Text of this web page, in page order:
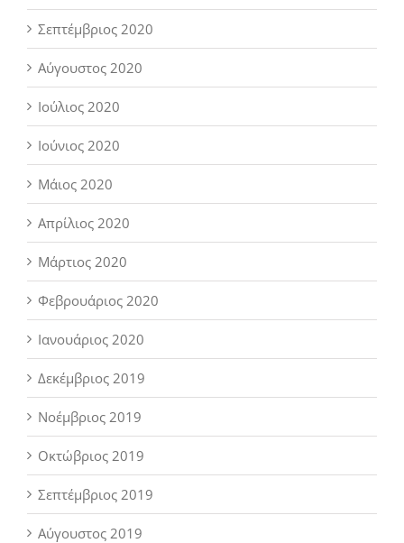
Σεπτέμβριος 2020
Αύγουστος 2020
Ιούλιος 2020
Ιούνιος 2020
Μάιος 2020
Απρίλιος 2020
Μάρτιος 2020
Φεβρουάριος 2020
Ιανουάριος 2020
Δεκέμβριος 2019
Νοέμβριος 2019
Οκτώβριος 2019
Σεπτέμβριος 2019
Αύγουστος 2019